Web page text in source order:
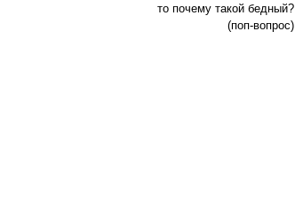
то почему такой бедный?
(поп-вопрос)